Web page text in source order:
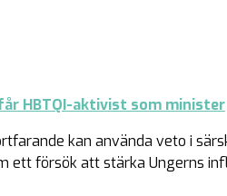
HBTQI-aktivist som minister
kan använda veto i
ett försök att stärka Ungerns